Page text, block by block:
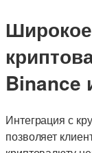
Binance
Интеграция с
позволяет